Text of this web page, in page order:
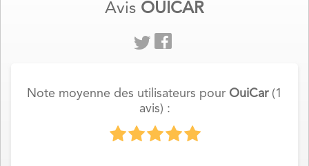
Avis OUICAR
Note moyenne des utilisateurs pour OuiCar(1
avis) :